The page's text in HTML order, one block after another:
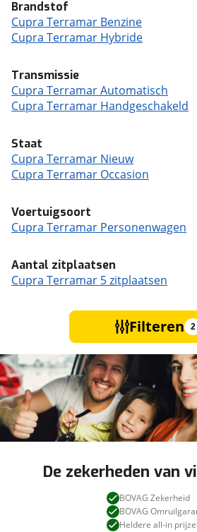
Brandstof
Cupra Terramar Benzine
Cupra Terramar Hybride
Transmissie
Cupra Terramar Automatisch
Cupra Terramar Handgeschakeld
Staat
Cupra Terramar Nieuw
Cupra Terramar Occasion
Voertuigsoort
Cupra Terramar Personenwagen
Aantal zitplaatsen
Cupra Terramar 5 zitplaatsen
Filteren 2
De zekerheden van
BOVAG Zekerheid
BOVAG
Heldere all-in